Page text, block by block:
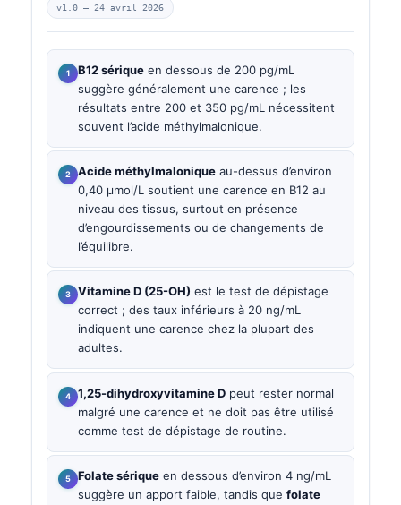
v1.0 — 24 avril 2026
B12 sérique en dessous de 200 pg/mL
suggère généralement une carence ; les
résultats entre 200 et 350 pg/mL nécessitent
souvent l’acide méthylmalonique.
Acide méthylmalonique au-dessus d’environ
0,40 µmol/L soutient une carence en B12 au
niveau des tissus, surtout en présence
d’engourdissements ou de changements de
l’équilibre.
Vitamine D (25-OH) est le test de dépistage
correct ; des taux inférieurs à 20 ng/mL
indiquent une carence chez la plupart des
adultes.
1,25-dihydroxyvitamine D peut rester normal
malgré une carence et ne doit pas être utilisé
comme test de dépistage de routine.
Folate sérique en dessous d’environ 4 ng/mL
suggère un apport faible, tandis que folate